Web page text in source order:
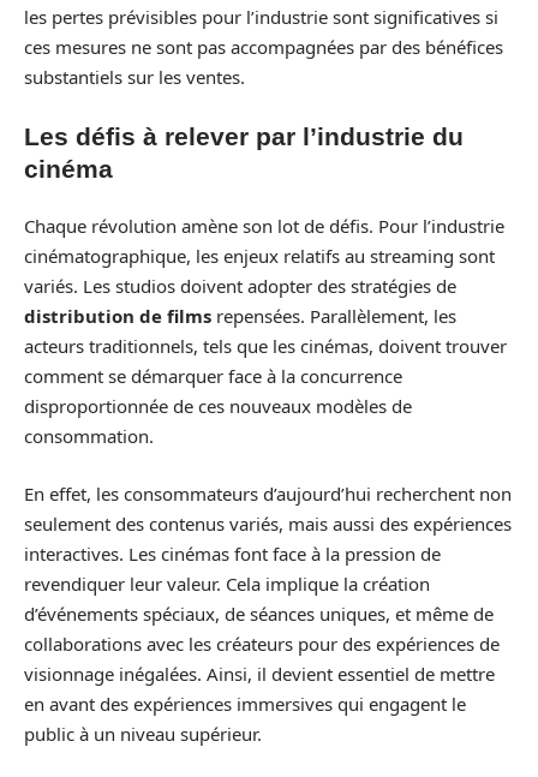
les pertes prévisibles pour l’industrie sont significatives si
ces mesures ne sont pas accompagnées par des bénéfices
substantiels sur les ventes.
Les défis à relever par l’industrie du
cinéma
Chaque révolution amène son lot de défis. Pour l’industrie
cinématographique, les enjeux relatifs au streaming sont
variés. Les studios doivent adopter des stratégies de
distribution de films repensées. Parallèlement, les
acteurs traditionnels, tels que les cinémas, doivent trouver
comment se démarquer face à la concurrence
disproportionnée de ces nouveaux modèles de
consommation.
En effet, les consommateurs d’aujourd’hui recherchent non
seulement des contenus variés, mais aussi des expériences
interactives. Les cinémas font face à la pression de
revendiquer leur valeur. Cela implique la création
d’événements spéciaux, de séances uniques, et même de
collaborations avec les créateurs pour des expériences de
visionnage inégalées. Ainsi, il devient essentiel de mettre
en avant des expériences immersives qui engagent le
public à un niveau supérieur.